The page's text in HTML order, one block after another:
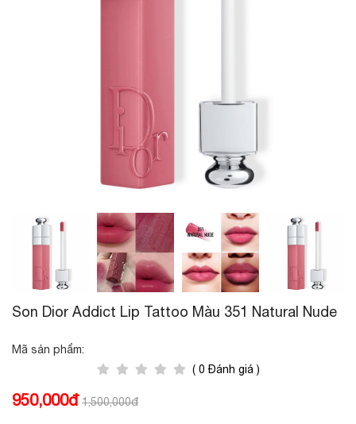
Son Dior Addict Lip Tattoo Màu 351 Natural Nude
Mã sản phẩm:
( 0 Đánh giá )
950,000đ 1,500,000đ